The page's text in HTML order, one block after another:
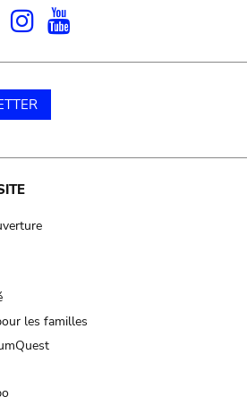
Facebook
Instagram
les familles